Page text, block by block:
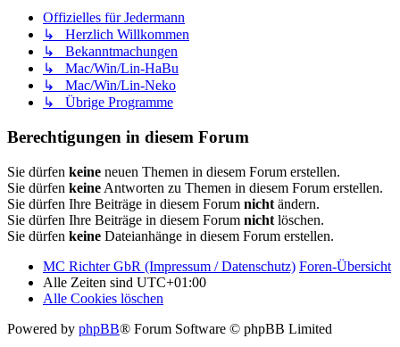
Offizielles für Jedermann
↳ Herzlich Willkommen
↳ Bekanntmachungen
↳ Mac/Win/Lin-HaBu
↳ Mac/Win/Lin-Neko
↳ Übrige Programme
Berechtigungen in diesem Forum
Sie dürfen keine neuen Themen in diesem Forum erstellen.
Sie dürfen keine Antworten zu Themen in diesem Forum erstellen.
Sie dürfen Ihre Beiträge in diesem Forum nicht ändern.
Sie dürfen Ihre Beiträge in diesem Forum nicht löschen.
Sie dürfen keine Dateianhänge in diesem Forum erstellen.
MC Richter GbR (Impressum / Datenschutz) Foren-Übersicht
Alle Zeiten sind UTC+01:00
Alle Cookies löschen
Powered by phpBB® Forum Software © phpBB Limited